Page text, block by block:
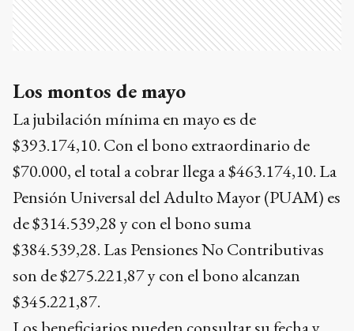
Los montos de mayo
La jubilación mínima en mayo es de
$393.174,10. Con el bono extraordinario de
$70.000, el total a cobrar llega a $463.174,10. La
Pensión Universal del Adulto Mayor (PUAM) es
de $314.539,28 y con el bono suma
$384.539,28. Las Pensiones No Contributivas
son de $275.221,87 y con el bono alcanzan
$345.221,87.